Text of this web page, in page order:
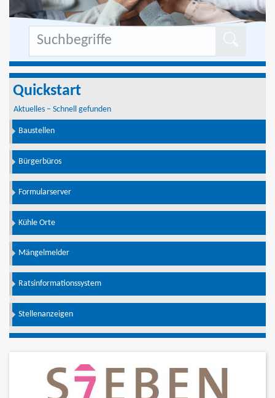
Quickstart
Aktuelles – Schnell gefunden
Baustellen
Bürgerbüros
Formularserver
Kühle Orte
Mängelmelder
Ratsinformationssystem
Stellenanzeigen